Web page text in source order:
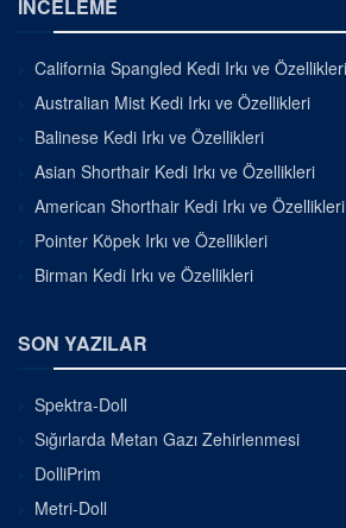
İNCELEME
California Spangled Kedi Irkı ve Özellikleri
Australian Mist Kedi Irkı ve Özellikleri
Balinese Kedi Irkı ve Özellikleri
Asian Shorthair Kedi Irkı ve Özellikleri
American Shorthair Kedi Irkı ve Özellikleri
Pointer Köpek Irkı ve Özellikleri
Birman Kedi Irkı ve Özellikleri
SON YAZILAR
Spektra-Doll
Sığırlarda Metan Gazı Zehirlenmesi
DolliPrim
Metri-Doll